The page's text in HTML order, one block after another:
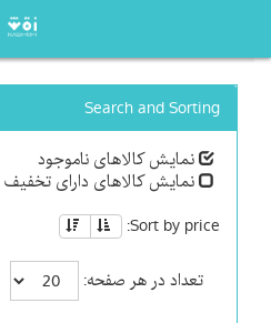
Search and Sorting
نمایش کالاهای ناموجود
نمایش کالاهای دارای تخفیف
Sort by price:
تعداد در هر صفحه: